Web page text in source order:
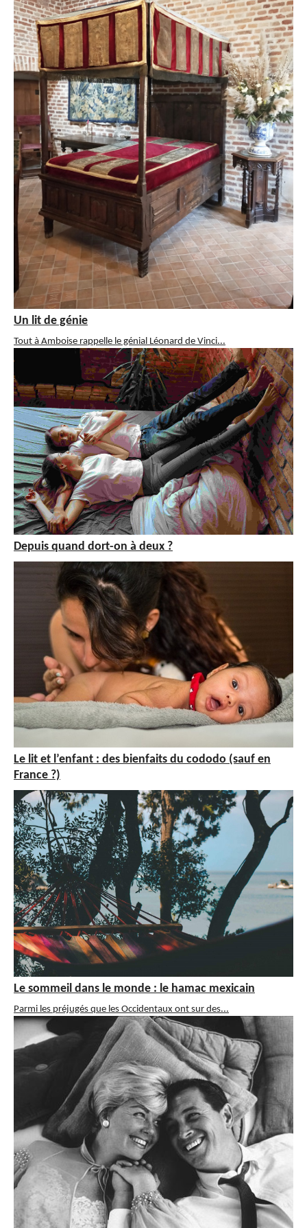
Un lit de génie
Tout à Amboise rappelle le génial Léonard de Vinci...
Depuis quand dort-on à deux ?
Le lit et l’enfant : des bienfaits du cododo (sauf en
France ?)
Le sommeil dans le monde : le hamac mexicain
Parmi les préjugés que les Occidentaux ont sur des...